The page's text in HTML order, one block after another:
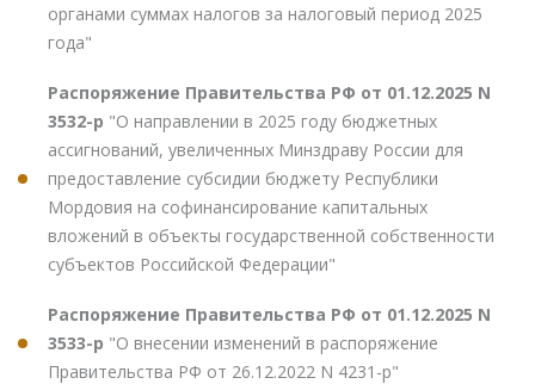
органами суммах налогов за налоговый период 2025
года"
Распоряжение Правительства РФ от 01.12.2025 N
3532-р "О направлении в 2025 году бюджетных
ассигнований, увеличенных Минздраву России для
предоставление субсидии бюджету Республики
Мордовия на софинансирование капитальных
вложений в объекты государственной собственности
субъектов Российской Федерации"
Распоряжение Правительства РФ от 01.12.2025 N
3533-р "О внесении изменений в распоряжение
Правительства РФ от 26.12.2022 N 4231-р"